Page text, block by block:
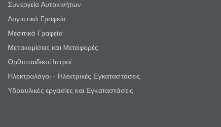
Συνεργεία Αυτοκινήτων
Λογιστικά Γραφεία
Μεσιτικά Γραφεία
Μετακομίσεις και Μεταφορές
Ορθοπαιδικοί Ιατροί
Ηλεκτρολόγοι - Ηλεκτρικές Εγκαταστάσεις
Υδραυλικές εργασίες και Εγκαταστάσεις